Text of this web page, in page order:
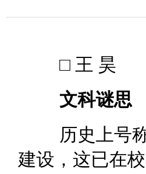
□ 王 昊
文科谜思
历史上号
建设，这已在